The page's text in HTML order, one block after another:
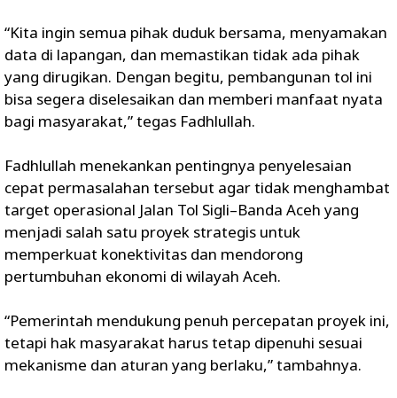
“Kita ingin semua pihak duduk bersama, menyamakan
data di lapangan, dan memastikan tidak ada pihak
yang dirugikan. Dengan begitu, pembangunan tol ini
bisa segera diselesaikan dan memberi manfaat nyata
bagi masyarakat,” tegas Fadhlullah.
Fadhlullah menekankan pentingnya penyelesaian
cepat permasalahan tersebut agar tidak menghambat
target operasional Jalan Tol Sigli–Banda Aceh yang
menjadi salah satu proyek strategis untuk
memperkuat konektivitas dan mendorong
pertumbuhan ekonomi di wilayah Aceh.
“Pemerintah mendukung penuh percepatan proyek ini,
tetapi hak masyarakat harus tetap dipenuhi sesuai
mekanisme dan aturan yang berlaku,” tambahnya.